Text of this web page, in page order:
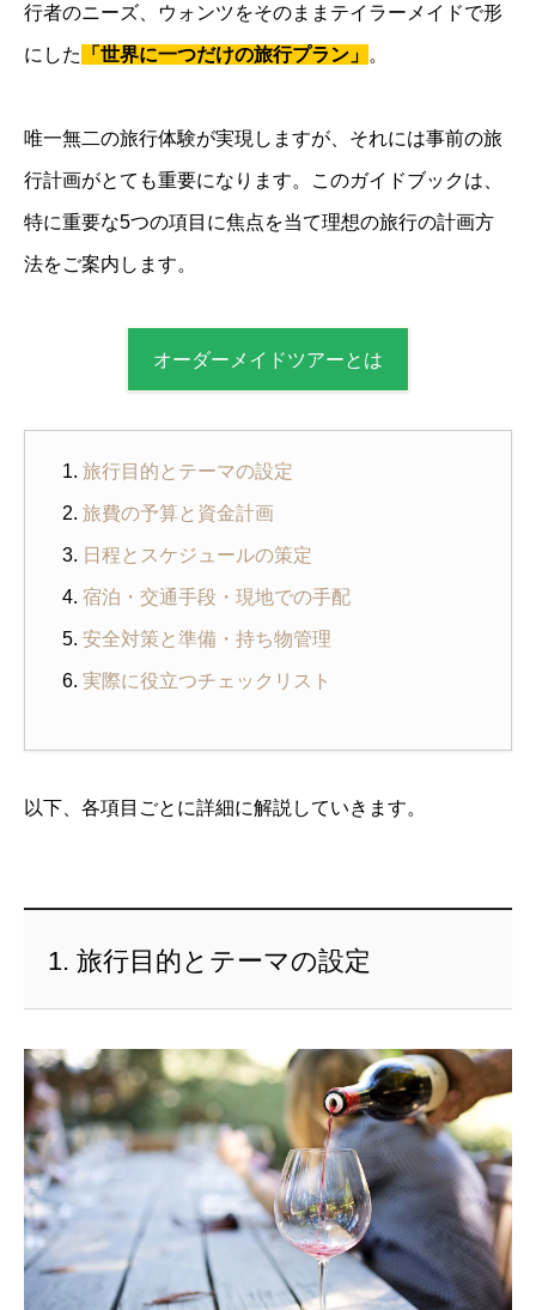
行者のニーズ、ウォンツをそのままテイラーメイドで形
にした 「世界に一つだけの旅行プラン」 。
唯一無二の旅行体験が実現しますが、それには事前の旅
行計画がとても重要になります。このガイドブックは、
特に重要な5つの項目に焦点を当て理想の旅行の計画方
法をご案内します。
オーダーメイドツアーとは
旅行目的とテーマの設定
旅費の予算と資金計画
日程とスケジュールの策定
宿泊・交通手段・現地での手配
安全対策と準備・持ち物管理
実際に役立つチェックリスト
以下、各項目ごとに詳細に解説していきます。
1. 旅行目的とテーマの設定